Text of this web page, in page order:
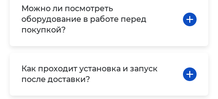
Можно ли посмотреть
оборудование в работе перед
покупкой?
Как проходит установка и запуск
после доставки?